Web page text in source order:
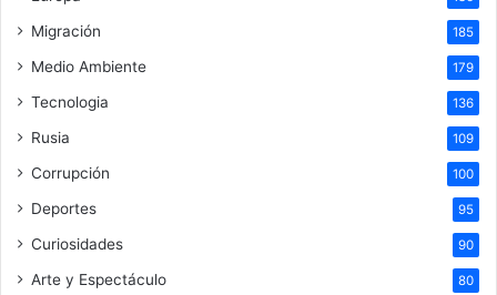
Migración 185
Medio Ambiente 179
Tecnologia 136
Rusia 109
Corrupción 100
Deportes 95
Curiosidades 90
Arte y Espectáculo 80